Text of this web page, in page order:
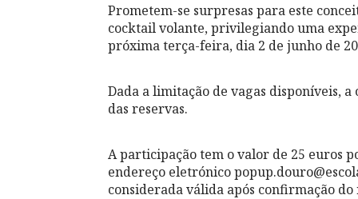
Prometem-se surpresas para este
cocktail volante, privilegiando uma
próxima terça-feira, dia 2 de junho de
Dada a limitação de vagas disponíveis,
das reservas.
A participação tem o valor de 25 euros
endereço eletrónico
considerada válida após confirmação